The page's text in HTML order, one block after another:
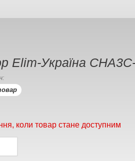
Elim-Україна
коли товар стане доступним